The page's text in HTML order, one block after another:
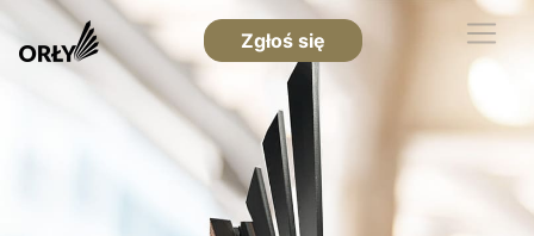
Zgłoś się